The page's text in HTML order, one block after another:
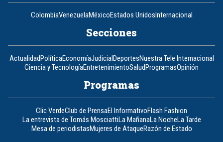
ColombiaVenezuelaMéxicoEstados UnidosInternacional
Secciones
ActualidadPolíticaEconomíaJudicialDeportesNuestra Tele Internacional
Ciencia y TecnologíaEntretenimientoSaludProgramasOpinión
Programas
Clic VerdeClub de PrensaEl InformativoFlash Fashion
La entrevista de Tomás MosciattiLa MañanaLa NocheLa Tarde
Mesa de periodistasMujeres de AtaqueRazón de Estado